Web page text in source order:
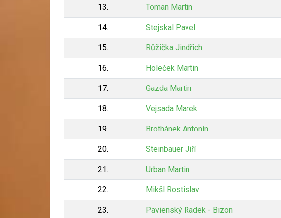
13. Toman Martin
14. Stejskal Pavel
15. Růžička Jindřich
16. Holeček Martin
17. Gazda Martin
18. Vejsada Marek
19. Brothánek Antonín
20. Steinbauer Jiří
21. Urban Martin
22. Mikšl Rostislav
23. Pavienský Radek - Bizon